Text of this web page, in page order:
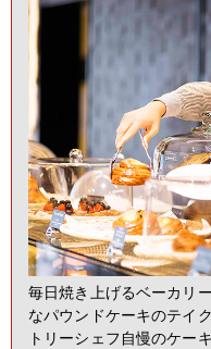
毎日焼き上げるベーカリ
なパウンドケーキのテイ
トリーシェフ自慢のケー